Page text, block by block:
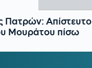
Απίστευτο
Μουράτου πίσω